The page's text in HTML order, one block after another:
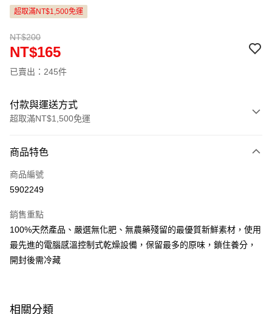
超取滿NT$1,500免運
NT$200
NT$165
已賣出：245件
付款與運送方式
超取滿NT$1,500免運
信用卡一次付款
LINE Pay
悠遊付
Google Pay
商品特色
商品編號
5902249
銷售重點
100%天然產品、嚴選無化肥、無農藥殘留的最優質新鮮素材，使用
最先進的電腦感溫控制式乾燥設備，保留最多的原味，鎖住養分，
開封後需冷藏
相關分類